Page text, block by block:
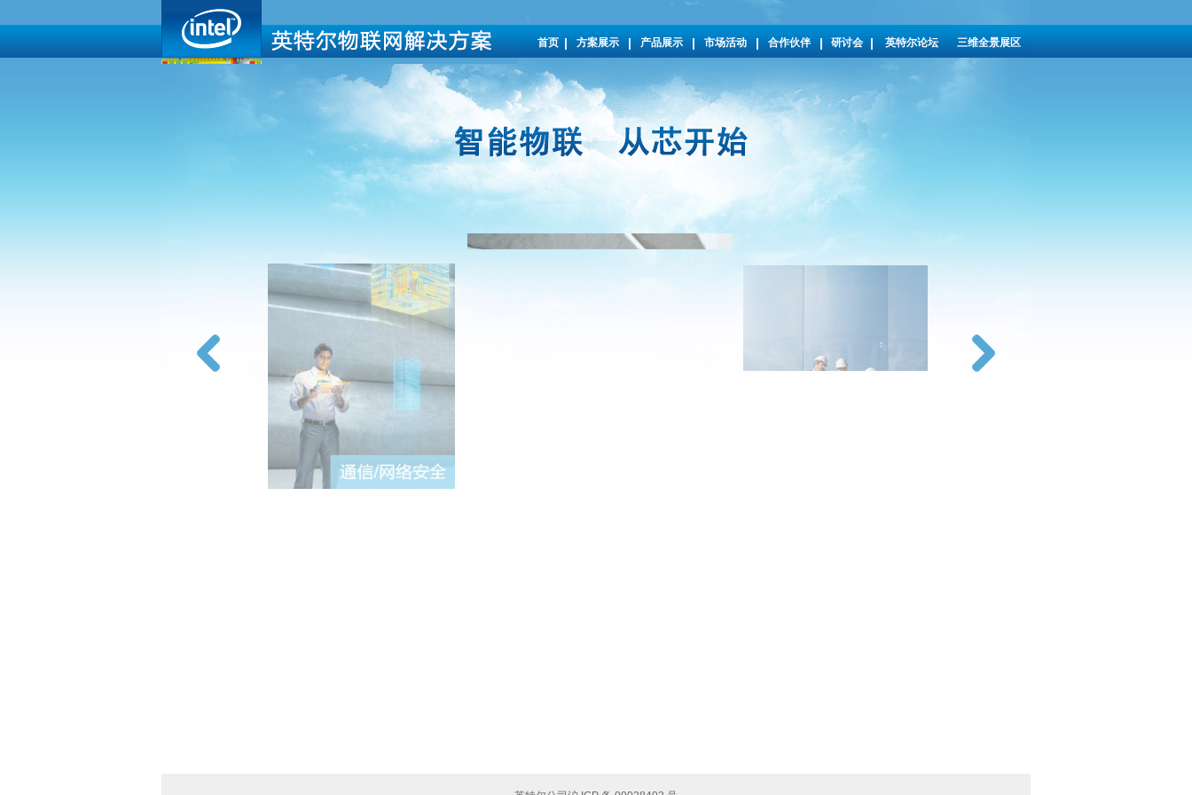
首页 | 方案展示 | 产品展示 | 市场活动 | 合作伙伴 | 研讨会 | 英特尔论坛 三维全景展区